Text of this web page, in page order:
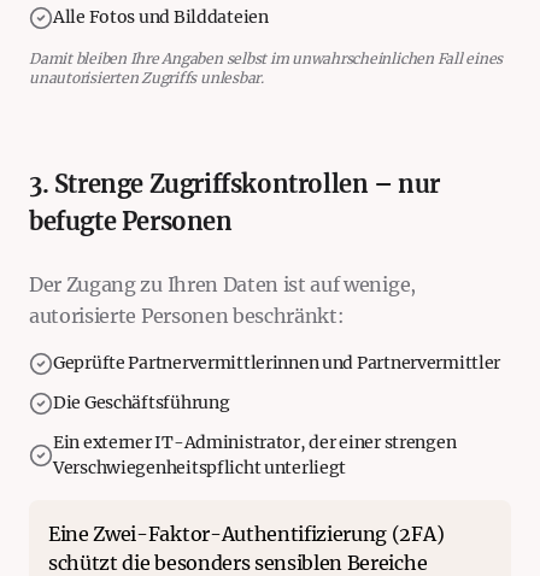
Alle Fotos und Bilddateien
Damit bleiben Ihre Angaben selbst im unwahrscheinlichen Fall eines
unautorisierten Zugriffs unlesbar.
3. Strenge Zugriffskontrollen – nur
befugte Personen
Der Zugang zu Ihren Daten ist auf wenige,
autorisierte Personen beschränkt:
Geprüfte Partnervermittlerinnen und Partnervermittler
Die Geschäftsführung
Ein externer IT-Administrator, der einer strengen
Verschwiegenheitspflicht unterliegt
Eine Zwei-Faktor-Authentifizierung (2FA)
schützt die besonders sensiblen Bereiche